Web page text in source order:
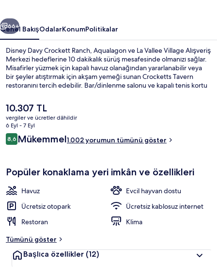
Sonraki
66+
Genel BakışOdalarKonumPolitikalar
Disney Davy Crockett Ranch, Aqualagon ve La Vallee Village Alışveriş
Merkezi hedeflerine 10 dakikalık sürüş mesafesinde olmanızı sağlar.
Misafirler yüzmek için kapalı havuz olanağından yararlanabilir veya
bir şeyler atıştırmak için akşam yemeği sunan Crocketts Tavern
restoranını tercih edebilir. Bar/dinlenme salonu ve kapalı tenis kortu
fırın gibi kolaylıklar mevcuttur. Misafirler havuz ve yardıma hazır
personel hakkında iyi yorumlarda bulunuyor.
Şu
anki
fiyat
10.307 TL
10.307 TL
vergiler ve ücretler dâhildir
6 Eyl - 7 Eyl
Yorumlar
8,68,6/10
Mükemmel1.002 yorumun tümünü göster
Popüler konaklama yeri imkân ve özellikleri
Havuz
Evcil hayvan dostu
Ücretsiz otopark
Ücretsiz kablosuz internet
Restoran
Klima
Tümünü göster
Başlıca özellikler (12)